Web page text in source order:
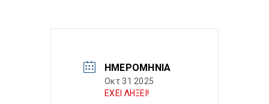
ΗΜΕΡΟΜΗΝΊΑ
Οκτ 31 2025
ΕΧΕΙ ΛΗΞΕΙ!